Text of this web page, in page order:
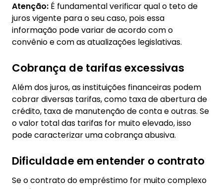
Atenção: É fundamental verificar qual o teto de
juros vigente para o seu caso, pois essa
informação pode variar de acordo com o
convênio e com as atualizações legislativas.
Cobrança de tarifas excessivas
Além dos juros, as instituições financeiras podem
cobrar diversas tarifas, como taxa de abertura de
crédito, taxa de manutenção de conta e outras. Se
o valor total das tarifas for muito elevado, isso
pode caracterizar uma cobrança abusiva.
Dificuldade em entender o contrato
Se o contrato do empréstimo for muito complexo